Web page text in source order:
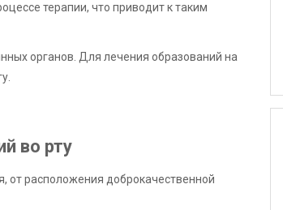
терапии, что приводит к таким
органов. Для лечения образований на
во рту
от расположения доброкачественной